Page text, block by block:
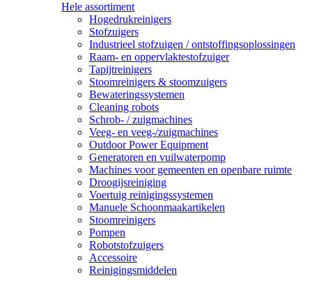
Hele assortiment
Hogedrukreinigers
Stofzuigers
Industrieel stofzuigen / ontstoffingsoplossingen
Raam- en oppervlaktestofzuiger
Tapijtreinigers
Stoomreinigers & stoomzuigers
Bewateringssystemen
Cleaning robots
Schrob- / zuigmachines
Veeg- en veeg-/zuigmachines
Outdoor Power Equipment
Generatoren en vuilwaterpomp
Machines voor gemeenten en openbare ruimte
Droogijsreiniging
Voertuig reinigingssystemen
Manuele Schoonmaakartikelen
Stoomreinigers
Pompen
Robotstofzuigers
Accessoire
Reinigingsmiddelen